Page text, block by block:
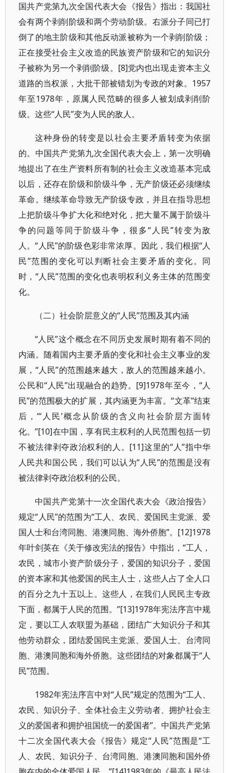
国共产党第九次全国代表大会《报告》指出：我国社
会有两个剥削阶级和两个劳动阶级。右派分子同已打
倒了的地主阶级和其他反动派被称为一个剥削阶级；
正在接受社会主义改造的民族资产阶级和它的知识分
子被称为另一个剥削阶级。[8]党内也出现走资本主义
道路的当权派，大批干部被错划为专政的对象。1957
年至1978年，原属人民范畴的很多人被划成剥削阶
级。这些“人民”变为人民的敌人。
这种身份的转变是以社会主要矛盾转变为依据
的。中国共产党第九次全国代表大会上，第一次明确
地提出了在生产资料所有制的社会主义改造基本完成
以后，还存在阶级和阶级斗争，无产阶级还必须继续
革命。继续革命导致无产阶级专政，并且在指导思想
上把阶级斗争扩大化和绝对化，把大量不属于阶级斗
争的问题等同于阶级斗争，很多“人民”转变为敌
人。“人民”的阶级色彩非常浓厚。因此，我们根据“人
民”范围的变化可以判断社会主要矛盾的变化。同
时，“人民”范围的变化也表明权利义务主体的范围变
化。
（二）社会阶层意义的“人民”范围及其内涵
“人民”这个概念在不同历史发展时期有着不同的
内涵。随着国内主要矛盾的变化和社会主义事业的发
展，“人民”的范围越来越大，敌人的范围越来越小。
公民和“人民”出现融合的趋势。[9]1978年至今，“人
民”的范围极大的扩展，其内涵更为丰富。“文革”结束
后，“‘人民’概念从阶级的含义向社会阶层方面转
化。”[10]在中国，享有民主权利的人民范围包括一切
不被法律剥夺政治权利的人。[11]这里的“人”指中华
人民共和国公民，我们可以认为“人民”的范围是没有
被法律剥夺政治权利的公民。
中国共产党第十一次全国代表大会《政治报告》
规定“人民”的范围为“工人、农民、爱国民主党派、爱
国人士和台湾同胞、港澳同胞、海外侨胞”。[12]1978
年叶剑英在《关于修改宪法的报告》中指出，“工人，
农民，城市小资产阶级分子，爱国的知识分子，爱国
的资本家和其他爱国的民主人士，这些人占了全人口
的百分之九十五以上。这些人，在我们人民民主专政
下面，都属于人民的范围。”[13]1978年宪法序言中规
定，要以工人农联盟为基础，团结广大知识分子和其
他劳动群众，团结爱国民主党派、爱国人士、台湾同
胞、港澳同胞和海外侨胞。这些团结的对象都属于“人
民”范围。
1982年宪法序言中对“人民”规定的范围为“工人、
农民、知识分子、全体社会主义劳动者、拥护社会主
义的爱国者和拥护祖国统一的爱国者”。中国共产党第
十二次全国代表大会《报告》规定“人民”范围是“工
人、农民、知识分子、台湾同胞、港澳同胞和国外侨